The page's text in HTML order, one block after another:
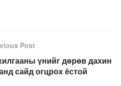
Post
үнийг дөрөв дахин
сайд огцрох ёстой